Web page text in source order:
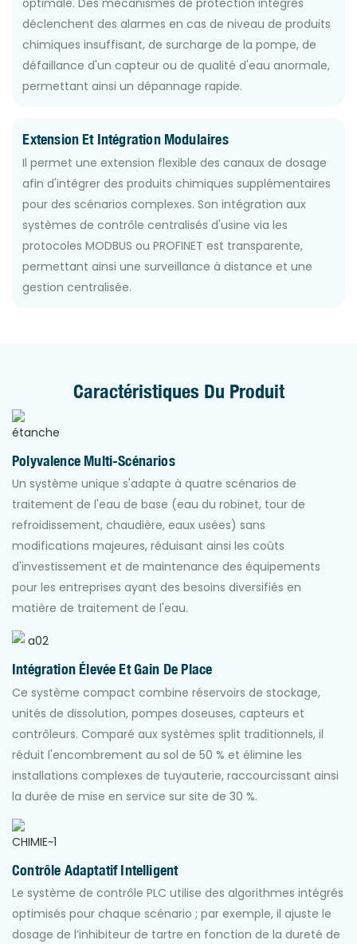
optimale. Des mécanismes de protection intégrés
déclenchent des alarmes en cas de niveau de produits
chimiques insuffisant, de surcharge de la pompe, de
défaillance d'un capteur ou de qualité d'eau anormale,
permettant ainsi un dépannage rapide.
Extension Et Intégration Modulaires
Il permet une extension flexible des canaux de dosage
afin d'intégrer des produits chimiques supplémentaires
pour des scénarios complexes. Son intégration aux
systèmes de contrôle centralisés d'usine via les
protocoles MODBUS ou PROFINET est transparente,
permettant ainsi une surveillance à distance et une
gestion centralisée.
Caractéristiques Du Produit
Polyvalence Multi-Scénarios
Un système unique s'adapte à quatre scénarios de
traitement de l'eau de base (eau du robinet, tour de
refroidissement, chaudière, eaux usées) sans
modifications majeures, réduisant ainsi les coûts
d'investissement et de maintenance des équipements
pour les entreprises ayant des besoins diversifiés en
matière de traitement de l'eau.
Intégration Élevée Et Gain De Place
Ce système compact combine réservoirs de stockage,
unités de dissolution, pompes doseuses, capteurs et
contrôleurs. Comparé aux systèmes split traditionnels, il
réduit l'encombrement au sol de 50 % et élimine les
installations complexes de tuyauterie, raccourcissant ainsi
la durée de mise en service sur site de 30 %.
Contrôle Adaptatif Intelligent
Le système de contrôle PLC utilise des algorithmes intégrés
optimisés pour chaque scénario ; par exemple, il ajuste le
dosage de l’inhibiteur de tartre en fonction de la dureté de